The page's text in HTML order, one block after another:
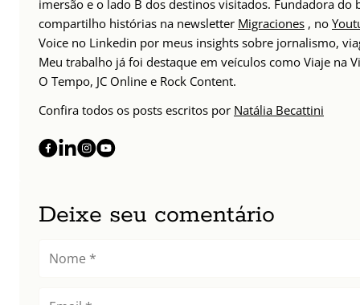
imersão e o lado B dos destinos visitados. Fundadora
compartilho histórias na newsletter Migraciones , no
Voice no Linkedin por meus insights sobre jornalismo,
Meu trabalho já foi destaque em veículos como Viaje na
O Tempo, JC Online e Rock Content.
Confira todos os posts escritos por Natália Becattini
Deixe seu comentário